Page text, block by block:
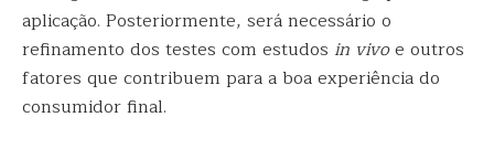
aplicação. Posteriormente, será necessário o
refinamento dos testes com estudos in vivoe outros
fatores que contribuem para a boa experiência do
consumidor final.